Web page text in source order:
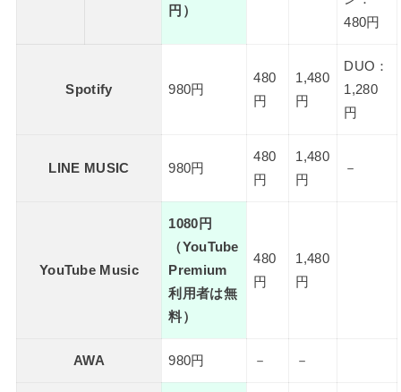
円）
480円
Spotify 980円
480
円
1,480
円
DUO：
1,280
円
LINE MUSIC 980円
480
円
1,480
円
－
YouTube Music
1080円
（YouTube
Premium
利用者は無
料）
480
円
1,480
円
AWA 980円 － －